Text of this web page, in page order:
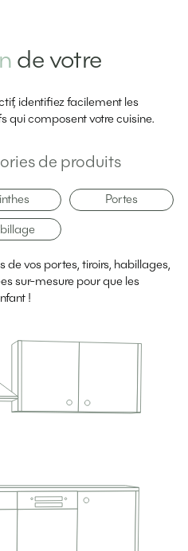
de votre
identifiez facilement les
qui composent votre cuisine.
de produits
Portes
de vos portes, tiroirs, habillages,
sur-mesure pour que les
!